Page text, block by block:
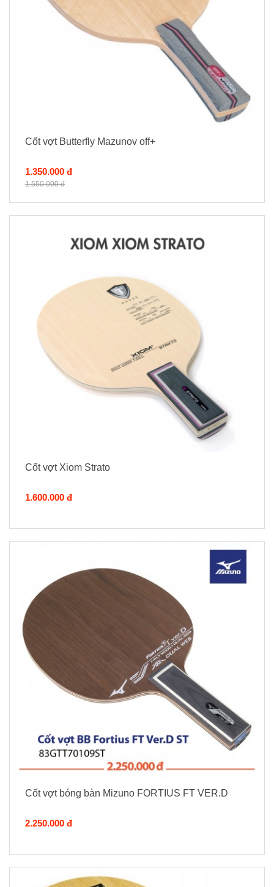
Cốt vợt Butterfly Mazunov off+
1.350.000 đ
1.550.000 đ
Cốt vợt Xiom Strato
1.600.000 đ
Cốt vợt bóng bàn Mizuno FORTIUS FT VER.D
2.250.000 đ